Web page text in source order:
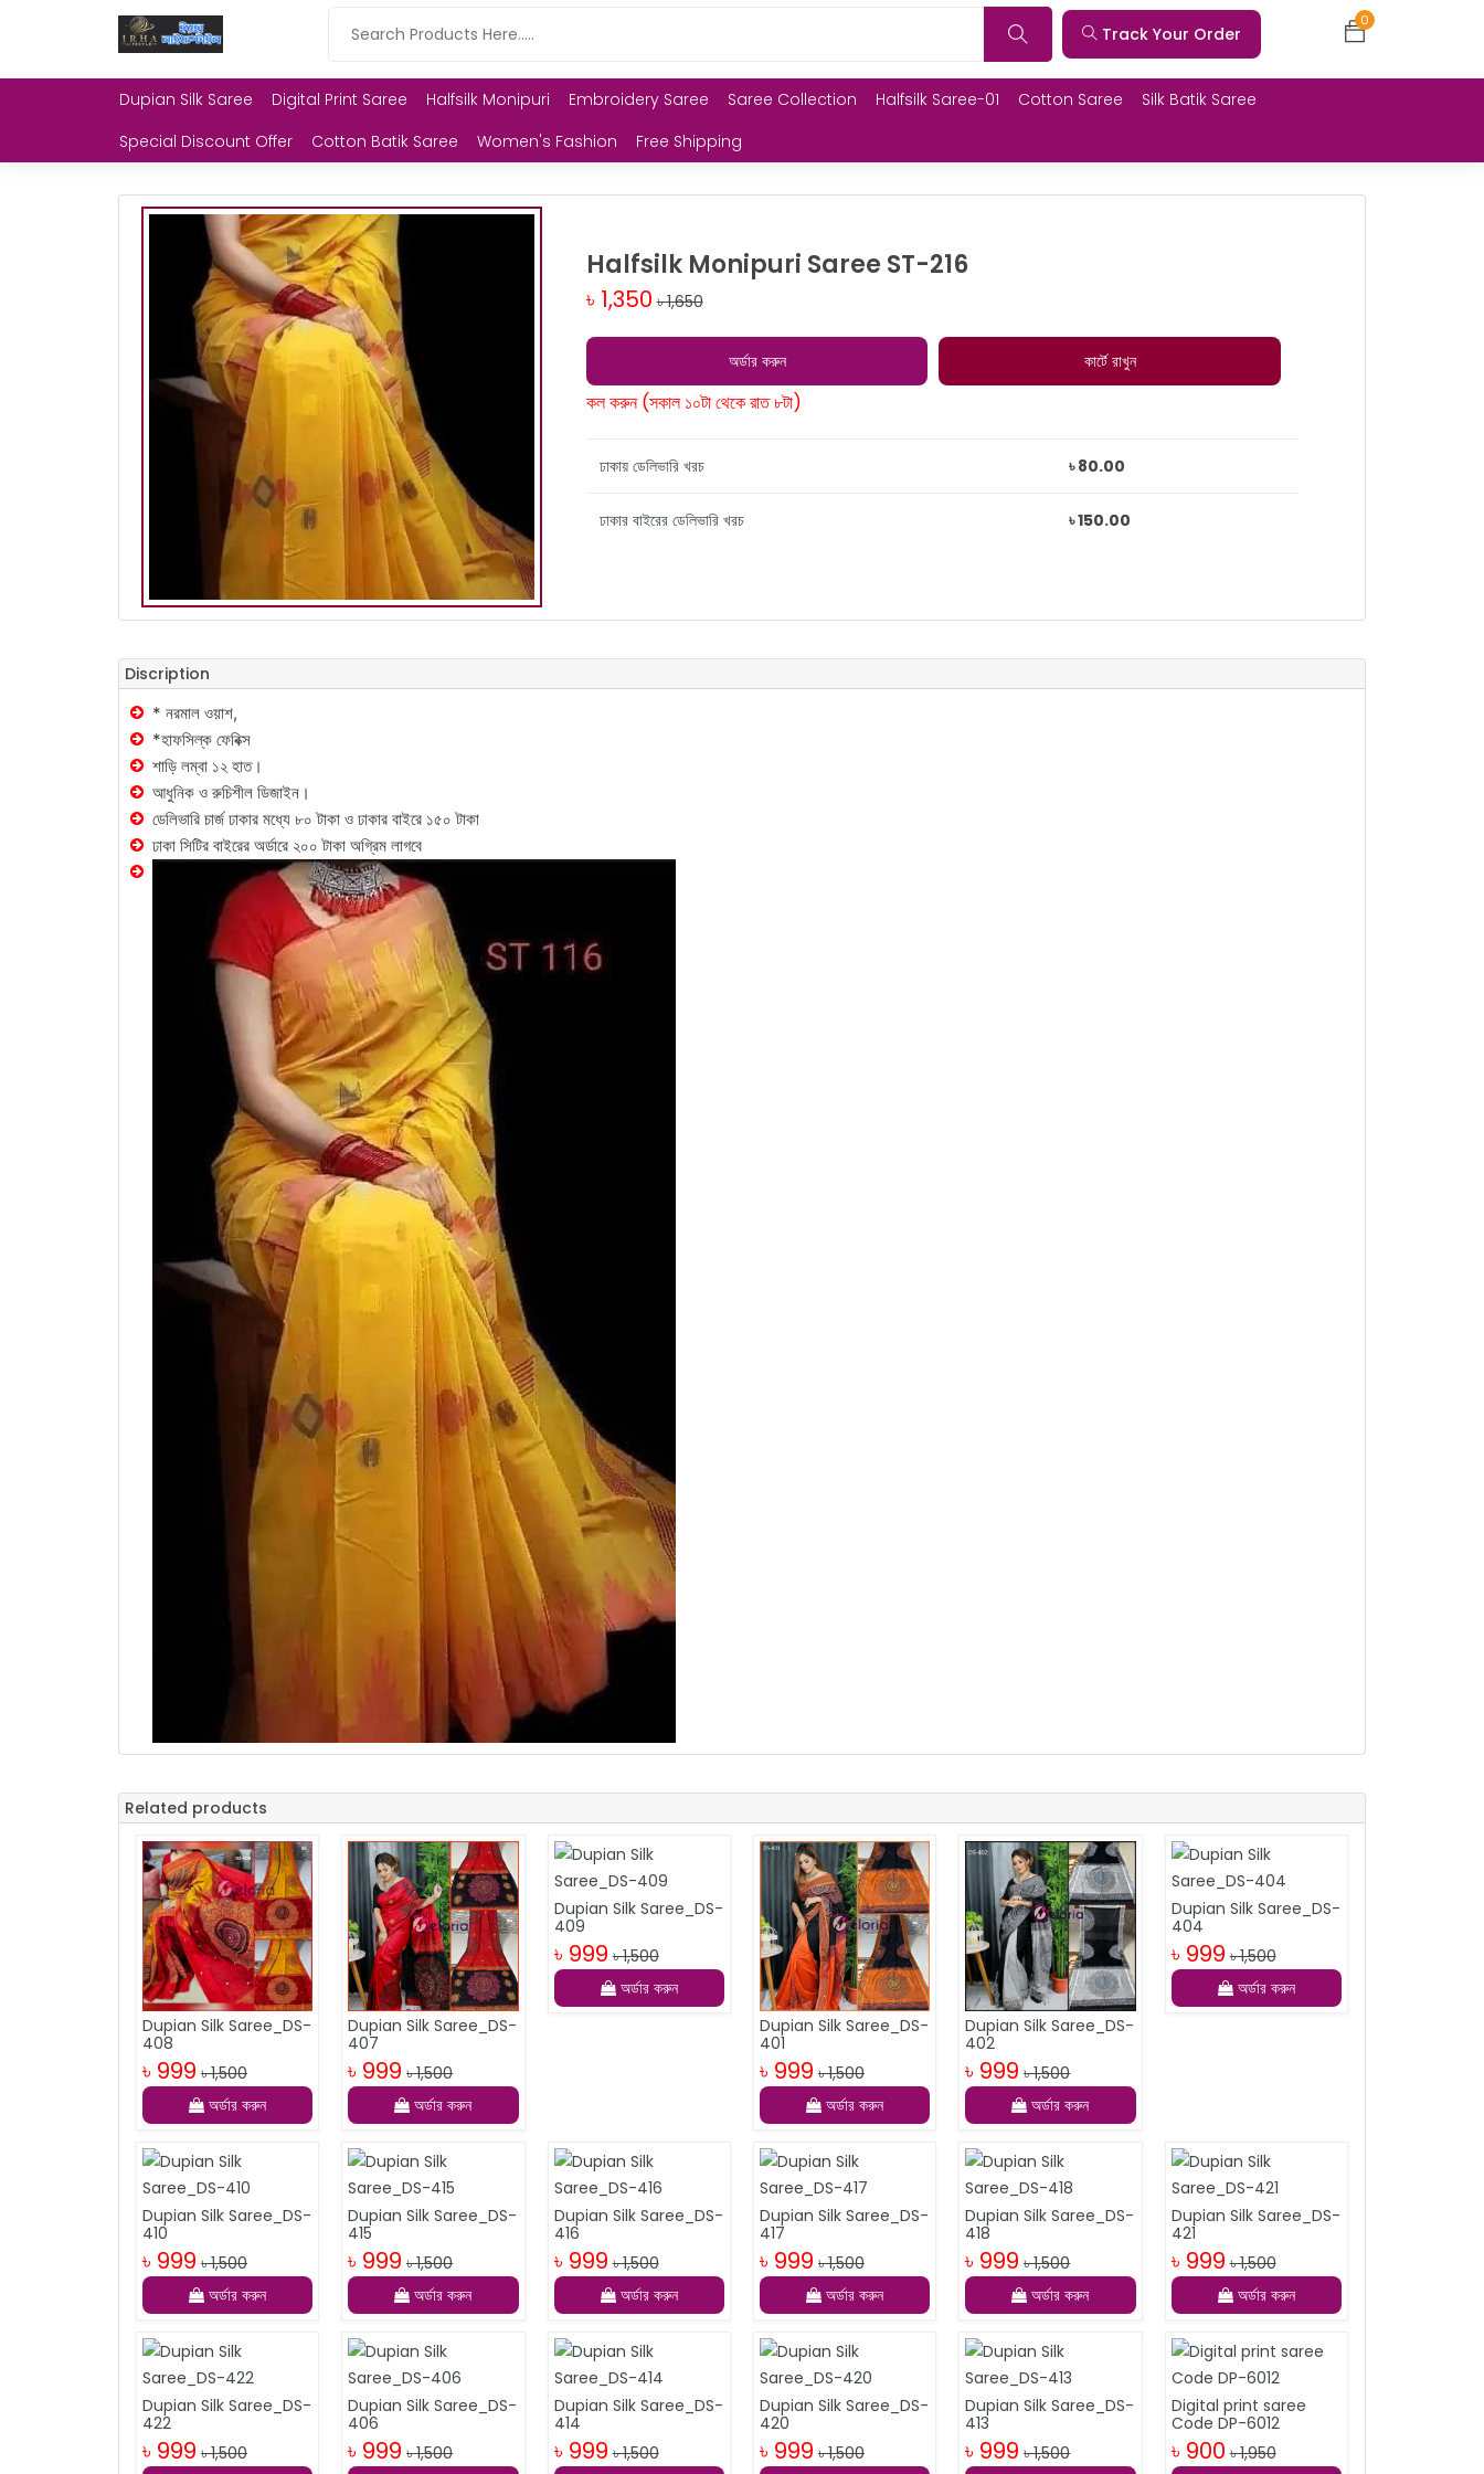
Track Your Order
0
Dupian Silk Saree Digital Print Saree Halfsilk Monipuri Embroidery Saree Saree Collection Halfsilk Saree-01 Cotton Saree
Silk Batik Saree
Special Discount Offer
Cotton Batik Saree Women's Fashion Free Shipping
Halfsilk Monipuri Saree ST-216
৳ 1,350 ৳ 1,650
অর্ডার করুন কার্টে রাখুন
কল করুন (সকাল ১০টা থেকে রাত ৮টা)
ঢাকায় ডেলিভারি খরচ ৳ 80.00
ঢাকার বাইরের ডেলিভারি খরচ ৳ 150.00
Discription
* নরমাল ওয়াশ,
*হাফসিল্ক ফেবিক্স
শাড়ি লম্বা ১২ হাত।
আধুনিক ও রুচিশীল ডিজাইন।
ডেলিভারি চার্জ ঢাকার মধ্যে ৮০ টাকা ও ঢাকার বাইরে ১৫০ টাকা
ঢাকা সিটির বাইরের অর্ডারে ২০০ টাকা অগ্রিম লাগবে
Related products
Dupian Silk Saree_DS-
408
৳ 999 ৳ 1,500
অর্ডার করুন
Dupian Silk Saree_DS-
407
৳ 999 ৳ 1,500
অর্ডার করুন
Dupian Silk Saree_DS-
409
৳ 999 ৳ 1,500
অর্ডার করুন
Dupian Silk Saree_DS-
401
৳ 999 ৳ 1,500
অর্ডার করুন
Dupian Silk Saree_DS-
402
৳ 999 ৳ 1,500
অর্ডার করুন
Dupian Silk Saree_DS-
404
৳ 999 ৳ 1,500
অর্ডার করুন
Dupian Silk Saree_DS-
410
৳ 999 ৳ 1,500
অর্ডার করুন
Dupian Silk Saree_DS-
415
৳ 999 ৳ 1,500
অর্ডার করুন
Dupian Silk Saree_DS-
416
৳ 999 ৳ 1,500
অর্ডার করুন
Dupian Silk Saree_DS-
417
৳ 999 ৳ 1,500
অর্ডার করুন
Dupian Silk Saree_DS-
418
৳ 999 ৳ 1,500
অর্ডার করুন
Dupian Silk Saree_DS-
421
৳ 999 ৳ 1,500
অর্ডার করুন
Dupian Silk Saree_DS-
422
৳ 999 ৳ 1,500
Dupian Silk Saree_DS-
406
৳ 999 ৳ 1,500
Dupian Silk Saree_DS-
414
৳ 999 ৳ 1,500
Dupian Silk Saree_DS-
420
৳ 999 ৳ 1,500
Dupian Silk Saree_DS-
413
৳ 999 ৳ 1,500
Digital print saree
Code DP-6012
৳ 900 ৳ 1,950